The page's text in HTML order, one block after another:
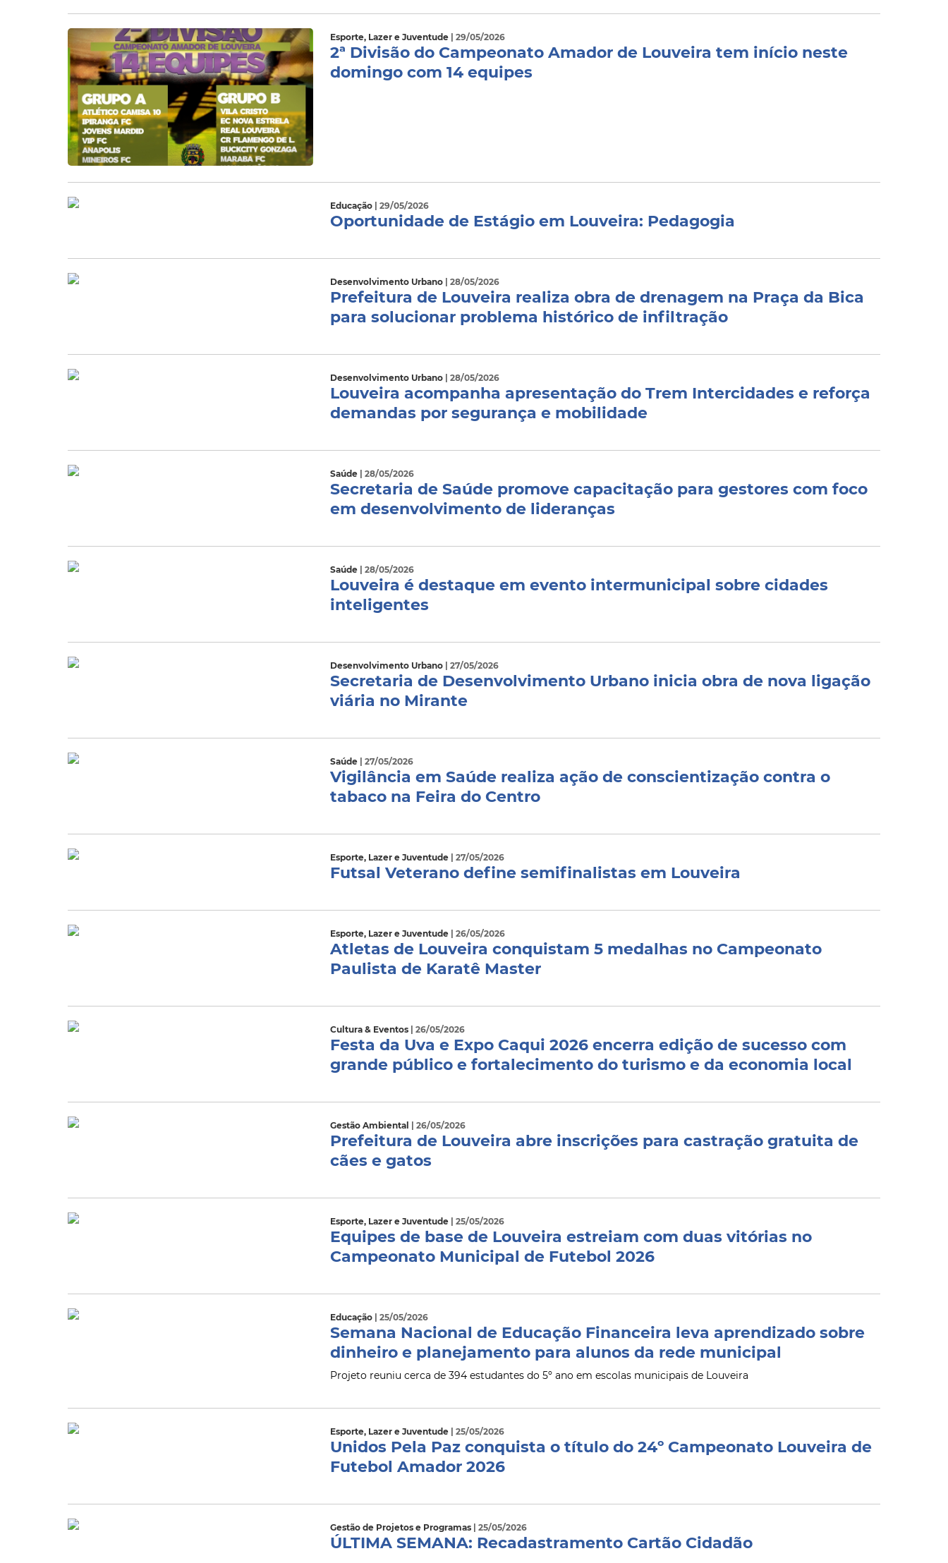
Esporte, Lazer e Juventude | 29/05/2026
2ª Divisão do Campeonato Amador de Louveira tem início neste
domingo com 14 equipes
Educação | 29/05/2026
Oportunidade de Estágio em Louveira: Pedagogia
Desenvolvimento Urbano | 28/05/2026
Prefeitura de Louveira realiza obra de drenagem na Praça da Bica
para solucionar problema histórico de infiltração
Desenvolvimento Urbano | 28/05/2026
Louveira acompanha apresentação do Trem Intercidades e reforça
demandas por segurança e mobilidade
Saúde | 28/05/2026
Secretaria de Saúde promove capacitação para gestores com foco
em desenvolvimento de lideranças
Saúde | 28/05/2026
Louveira é destaque em evento intermunicipal sobre cidades
inteligentes
Desenvolvimento Urbano | 27/05/2026
Secretaria de Desenvolvimento Urbano inicia obra de nova ligação
viária no Mirante
Saúde | 27/05/2026
Vigilância em Saúde realiza ação de conscientização contra o
tabaco na Feira do Centro
Esporte, Lazer e Juventude | 27/05/2026
Futsal Veterano define semifinalistas em Louveira
Esporte, Lazer e Juventude | 26/05/2026
Atletas de Louveira conquistam 5 medalhas no Campeonato
Paulista de Karatê Master
Cultura & Eventos | 26/05/2026
Festa da Uva e Expo Caqui 2026 encerra edição de sucesso com
grande público e fortalecimento do turismo e da economia local
Gestão Ambiental | 26/05/2026
Prefeitura de Louveira abre inscrições para castração gratuita de
cães e gatos
Esporte, Lazer e Juventude | 25/05/2026
Equipes de base de Louveira estreiam com duas vitórias no
Campeonato Municipal de Futebol 2026
Educação | 25/05/2026
Semana Nacional de Educação Financeira leva aprendizado sobre
dinheiro e planejamento para alunos da rede municipal
Projeto reuniu cerca de 394 estudantes do 5º ano em escolas municipais de Louveira
Esporte, Lazer e Juventude | 25/05/2026
Unidos Pela Paz conquista o título do 24º Campeonato Louveira de
Futebol Amador 2026
Gestão de Projetos e Programas | 25/05/2026
ÚLTIMA SEMANA: Recadastramento Cartão Cidadão